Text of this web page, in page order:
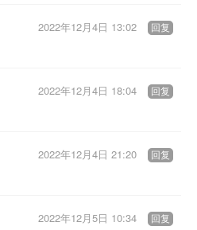
2022年12月4日 13:02 回复
2022年12月4日 18:04 回复
2022年12月4日 21:20 回复
2022年12月5日 10:34 回复